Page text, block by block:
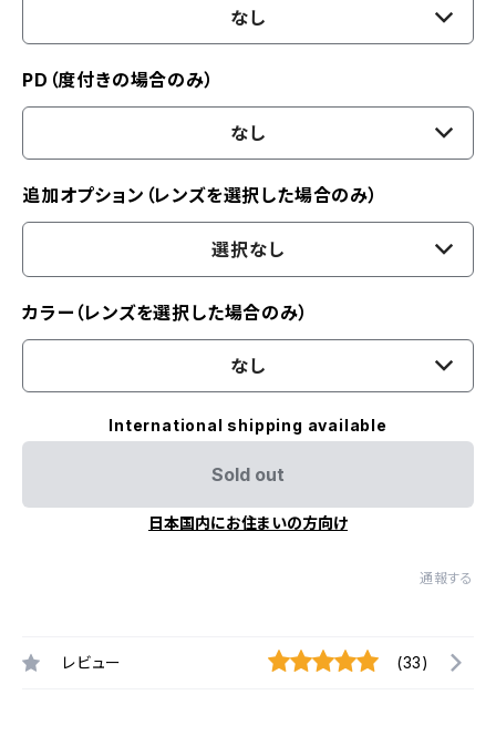
なし
PD（度付きの場合のみ）
なし
追加オプション（レンズを選択した場合のみ）
選択なし
カラー（レンズを選択した場合のみ）
なし
International shipping available
Sold out
日本国内にお住まいの方向け
通報する
レビュー (33)